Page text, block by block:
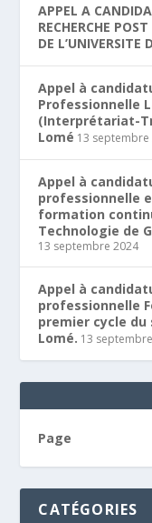
APPEL A
RECHERCHE
DE L’UNIVERSITE
Appel à
Professionnelle
(Interprétariat-
Lomé 13 septembre
Appel à
professionnelle
formation
Technologie de
13 septembre 2024
Appel à
professionnelle
premier cycle du
Lomé. 13
Page
CATÉGORIES